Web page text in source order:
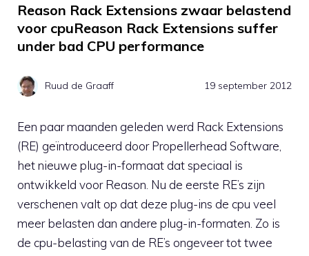
Reason Rack Extensions zwaar belastend
voor cpuReason Rack Extensions suffer
under bad CPU performance
Ruud de Graaff 19 september 2012
Een paar maanden geleden werd Rack Extensions
(RE) geïntroduceerd door Propellerhead Software,
het nieuwe plug-in-formaat dat speciaal is
ontwikkeld voor Reason. Nu de eerste RE’s zijn
verschenen valt op dat deze plug-ins de cpu veel
meer belasten dan andere plug-in-formaten. Zo is
de cpu-belasting van de RE’s ongeveer tot twee